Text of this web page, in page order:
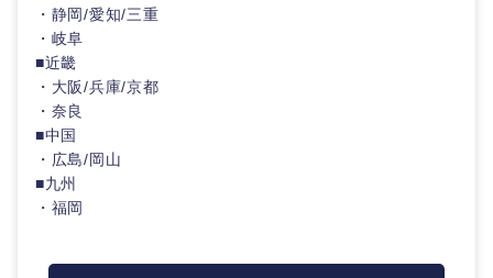
・静岡/愛知/三重
・岐阜
■近畿
・大阪/兵庫/京都
・奈良
■中国
・広島/岡山
■九州
・福岡